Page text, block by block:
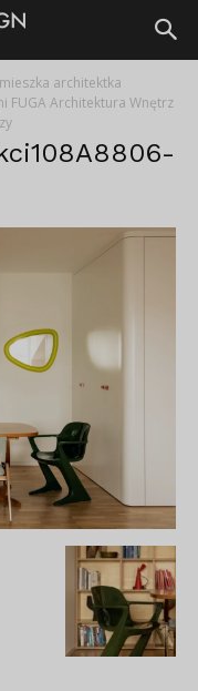
architektka
FUGA Architektura Wnętrz